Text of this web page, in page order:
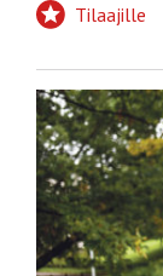
Tilaajille